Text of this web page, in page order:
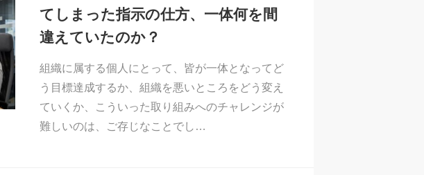
てしまった指示の仕方、一体何を間
違えていたのか？
組織に属する個人にとって、皆が一体となってど
う目標達成するか、組織を悪いところをどう変え
ていくか、こういった取り組みへのチャレンジが
難しいのは、ご存じなことでし…